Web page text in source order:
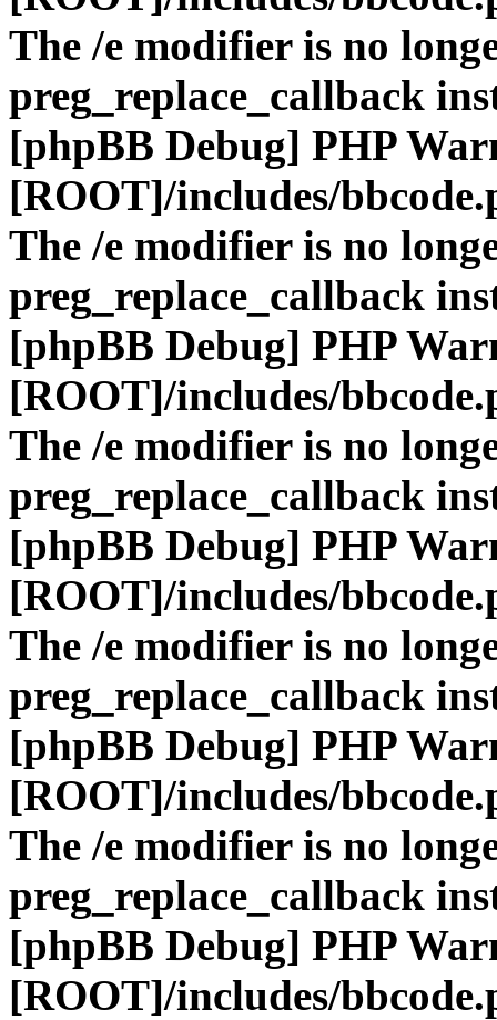
The /e modifier is no
preg_replace_callback
[phpBB Debug] PHP
[ROOT]/includes/
The /e modifier is no
preg_replace_callback
[phpBB Debug] PHP
[ROOT]/includes/
The /e modifier is no
preg_replace_callback
[phpBB Debug] PHP
[ROOT]/includes/
The /e modifier is no
preg_replace_callback
[phpBB Debug] PHP
[ROOT]/includes/
The /e modifier is no
preg_replace_callback
[phpBB Debug] PHP
[ROOT]/includes/